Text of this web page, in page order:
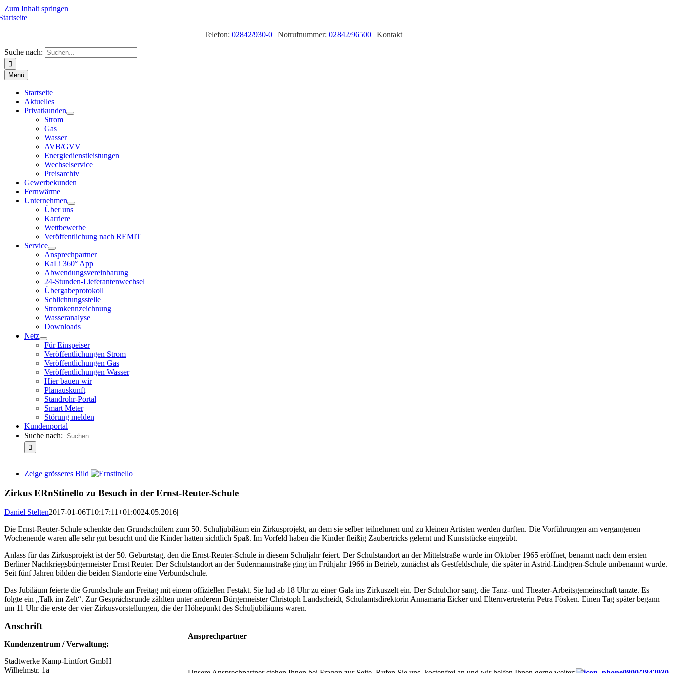
Zum Inhalt springen
Telefon:02842/930-0 | Notrufnummer:02842/96500 |Kontakt
Suche nach:
Menü
Startseite
Aktuelles
Privatkunden
Strom
Gas
Wasser
AVB/GVV
Energiedienstleistungen
Wechselservice
Preisarchiv
Gewerbekunden
Fernwärme
Unternehmen
Über uns
Karriere
Wettbewerbe
Veröffentlichung nach REMIT
Service
Ansprechpartner
KaLi 360° App
Abwendungsvereinbarung
24-Stunden-Lieferantenwechsel
Übergabeprotokoll
Schlichtungsstelle
Stromkennzeichnung
Wasseranalyse
Downloads
Netz
Für Einspeiser
Veröffentlichungen Strom
Veröffentlichungen Gas
Veröffentlichungen Wasser
Hier bauen wir
Planauskunft
Standrohr-Portal
Smart Meter
Störung melden
Kundenportal
Suche nach:
Zeige grösseres Bild
Zirkus ERnStinello zu Besuch in der Ernst-Reuter-Schule
Daniel Stelten2017-01-06T10:17:11+01:0024.05.2016|
Die Ernst-Reuter-Schule schenkte den Grundschülern zum 50. Schuljubiläum ein Zirkusprojekt, an dem sie selber teilnehmen und zu kleinen Artisten werden durften. Die Vorführungen am vergangenen
Wochenende waren alle sehr gut besucht und die Kinder hatten sichtlich Spaß. Im Vorfeld haben die Kinder fleißig Zaubertricks gelernt und Kunststücke eingeübt.
Anlass für das Zirkusprojekt ist der 50. Geburtstag, den die Ernst-Reuter-Schule in diesem Schuljahr feiert. Der Schulstandort an der Mittelstraße wurde im Oktober 1965 eröffnet, benannt nach dem ersten
Berliner Nachkriegsbürgermeister Ernst Reuter. Der Schulstandort an der Sudermannstraße ging im Frühjahr 1966 in Betrieb, zunächst als Gestfeldschule, die später in Astrid-Lindgren-Schule umbenannt wurde.
Seit fünf Jahren bilden die beiden Standorte eine Verbundschule.
Das Jubiläum feierte die Grundschule am Freitag mit einem offiziellen Festakt. Sie lud ab 18 Uhr zu einer Gala ins Zirkuszelt ein. Der Schulchor sang, die Tanz- und Theater-Arbeitsgemeinschaft tanzte. Es
folgte ein „Talk im Zelt“. Zur Gesprächsrunde zählten unter anderem Bürgermeister Christoph Landscheidt, Schulamtsdirektorin Annamaria Eicker und Elternvertreterin Petra Fösken. Einen Tag später begann
um 11 Uhr die erste der vier Zirkusvorstellungen, die der Höhepunkt des Schuljubiläums waren.
Ansprechpartner
Anschrift
Kundenzentrum / Verwaltung:
Stadtwerke Kamp-Lintfort GmbH
Wilhelmstr. 1a